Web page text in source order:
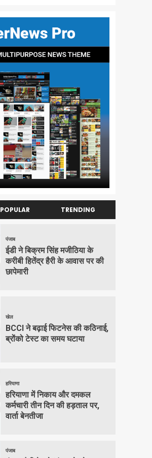
POPULAR TRENDING
पंजाब
ईडी ने बिक्रम सिंह मजीठिया के
करीबी हितेंद्र हैरी के आवास पर की
छापेमारी
खेल
BCCI ने बढ़ाई फिटनेस की कठिनाई,
ब्रोंको टेस्ट का समय घटाया
हरियाणा
हरियाणा में निकाय और दमकल
कर्मचारी तीन दिन की हड़ताल पर,
वार्ता बेनतीजा
पंजाब